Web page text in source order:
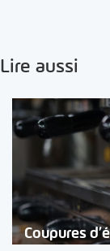
Lire aussi
Coupures